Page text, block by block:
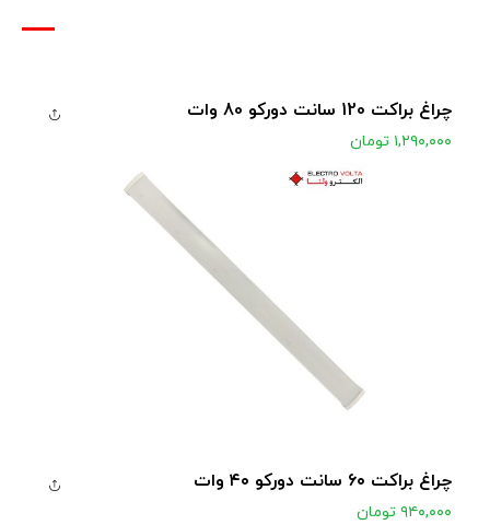
مشاهده محصول
چراغ براکت 120 سانت دورکو 80 وات
۱,۲۹۰,۰۰۰ تومان
چراغ براکت ۶۰ سانت دورکو ۴۰ وات
۹۴۰,۰۰۰ تومان